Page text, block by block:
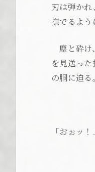
刃は弾か
撫でるよう
塵と砕け
を見送っ
の胴に迫る。
「おぉッ！」